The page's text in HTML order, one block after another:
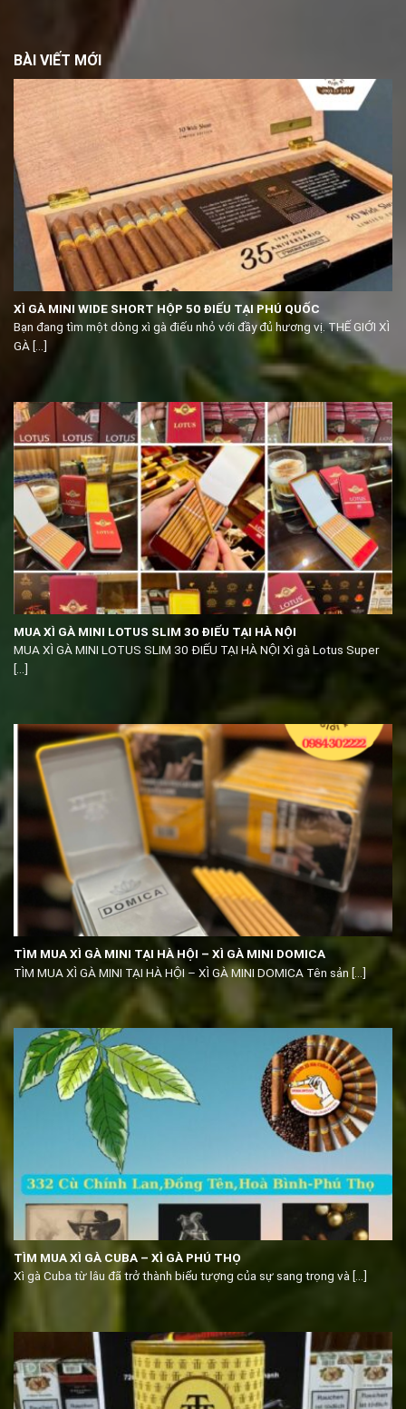
BÀI VIẾT MỚI
XÌ GÀ MINI WIDE SHORT HỘP 50 ĐIẾU TẠI PHÚ QUỐC
Bạn đang tìm một dòng xì gà điếu nhỏ với đầy đủ hương vị. THẾ GIỚI XÌ
GÀ [...]
MUA XÌ GÀ MINI LOTUS SLIM 30 ĐIẾU TẠI HÀ NỘI
MUA XÌ GÀ MINI LOTUS SLIM 30 ĐIẾU TẠI HÀ NỘI Xì gà Lotus Super
[...]
TÌM MUA XÌ GÀ MINI TẠI HÀ HỘI – XÌ GÀ MINI DOMICA
TÌM MUA XÌ GÀ MINI TẠI HÀ HỘI – XÌ GÀ MINI DOMICA Tên sản [...]
TÌM MUA XÌ GÀ CUBA – XÌ GÀ PHÚ THỌ
Xì gà Cuba từ lâu đã trở thành biểu tượng của sự sang trọng và [...]